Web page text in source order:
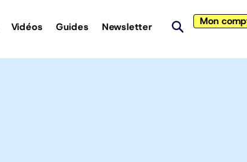
Vidéos Guides Newsletter Mon